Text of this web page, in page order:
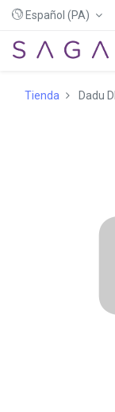
Español (PA)
Tienda Dadu